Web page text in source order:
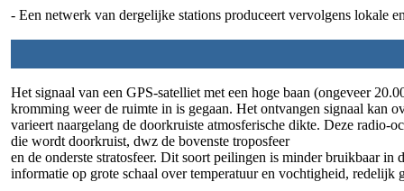
- Een netwerk van dergelijke stations produceert vervolgens lokale
Het signaal van een GPS-satelliet met een hoge baan (ongeveer
kromming weer de ruimte in is gegaan. Het ontvangen signaal kan
varieert naargelang de doorkruiste atmosferische dikte. Deze radio-
die wordt doorkruist, dwz de bovenste troposfeer
en de onderste stratosfeer. Dit soort peilingen is minder bruikbaar
informatie op grote schaal over temperatuur en vochtigheid, redelijk